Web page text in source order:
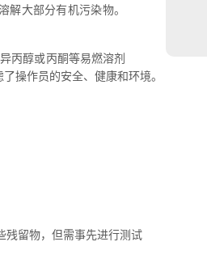
解大部分有机污染物。
丙醇或丙酮等易燃溶剂
操作员的安全、健康和环境。
残留物，但需事先进行测试